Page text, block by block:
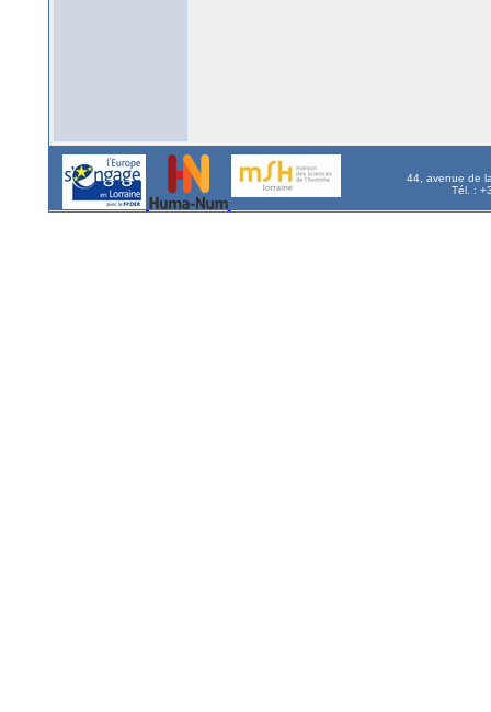
44, avenue de
Tél. :